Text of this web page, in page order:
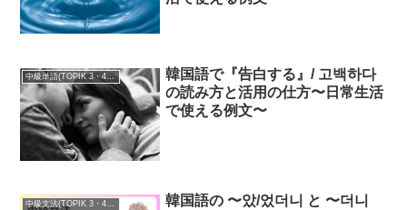
中級単語(TOPIK 3・4級)
韓国語で『告白する』/ 고백하다
の読み方と活用の仕方〜日常生活
で使える例文〜
韓国語の 〜았/었더니 と 〜더니